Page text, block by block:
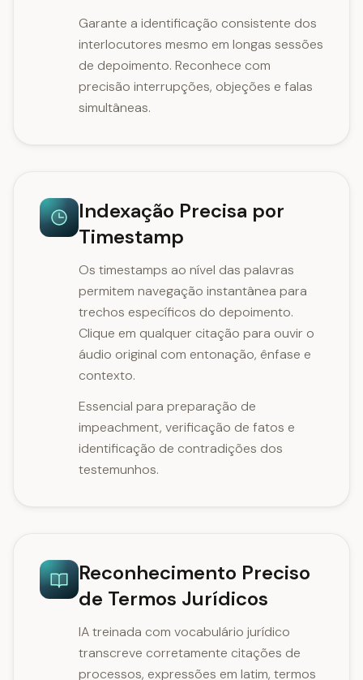
Garante a identificação consistente dos
interlocutores mesmo em longas sessões
de depoimento. Reconhece com
precisão interrupções, objeções e falas
simultâneas.
Indexação Precisa por
Timestamp
Os timestamps ao nível das palavras
permitem navegação instantânea para
trechos específicos do depoimento.
Clique em qualquer citação para ouvir o
áudio original com entonação, ênfase e
contexto.
Essencial para preparação de
impeachment, verificação de fatos e
identificação de contradições dos
testemunhos.
Reconhecimento Preciso
de Termos Jurídicos
IA treinada com vocabulário jurídico
transcreve corretamente citações de
processos, expressões em latim, termos